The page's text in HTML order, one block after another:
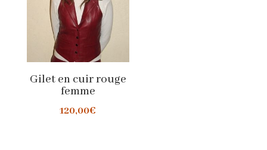
Gilet en cuir rouge
femme
120,00€